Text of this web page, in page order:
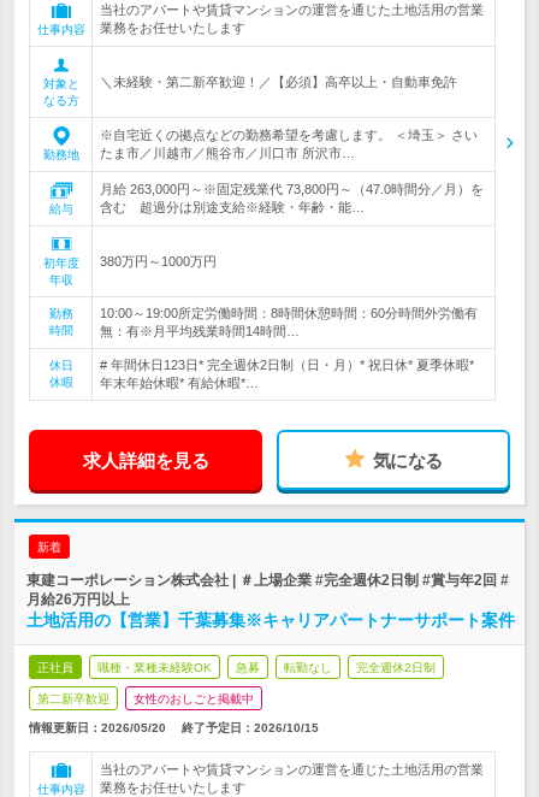
仕事内容
当社のアパートや賃貸マンションの運営を通じた土地活用の営業
業務をお任せいたします
対象と
なる方
＼未経験・第二新卒歓迎！／【必須】高卒以上・自動車免許
勤務地
※自宅近くの拠点などの勤務希望を考慮します。 ＜埼玉＞ さい
たま市／川越市／熊谷市／川口市 所沢市…
給与
月給 263,000円～※固定残業代 73,800円～（47.0時間分／月）を
含む 超過分は別途支給※経験・年齢・能…
初年度
年収
380万円～1000万円
勤務
時間
10:00～19:00所定労働時間：8時間休憩時間：60分時間外労働有
無：有※月平均残業時間14時間…
休日
休暇
# 年間休日123日* 完全週休2日制（日・月）* 祝日休* 夏季休暇*
年末年始休暇* 有給休暇*…
求人詳細を見る 気になる
新着
東建コーポレーション株式会社 | ＃上場企業 #完全週休2日制 #賞与年2回 #
月給26万円以上
土地活用の【営業】千葉募集※キャリアパートナーサポート案件
正社員 職種・業種未経験OK 急募 転勤なし 完全週休2日制
第二新卒歓迎 女性のおしごと掲載中
情報更新日：2026/05/20 終了予定日： 2026/10/15
仕事内容
当社のアパートや賃貸マンションの運営を通じた土地活用の営業
業務をお任せいたします